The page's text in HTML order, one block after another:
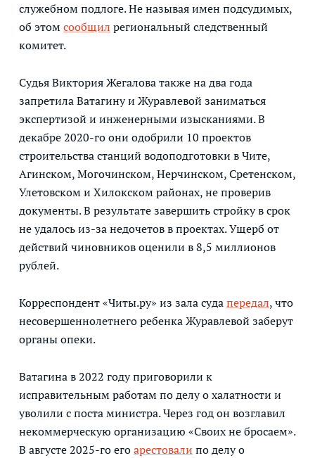
служебном подлоге. Не называя имен подсудимых,
об этомсообщил региональный следственный
комитет.
Судья Виктория Жегалова также на два года
запретила Ватагину и Журавлевой заниматься
экспертизой и инженерными изысканиями. В
декабре 2020-го они одобрили 10 проектов
строительства станций водоподготовки в Чите,
Агинском, Могочинском, Нерчинском, Сретенском,
Улетовском и Хилокском районах, не проверив
документы. В результате завершить стройку в срок
не удалось из-за недочетов в проектах. Ущерб от
действий чиновников оценили в 8,5 миллионов
рублей.
Корреспондент «Читы.ру» из зала судапередал, что
несовершеннолетнего ребенка Журавлевой заберут
органы опеки.
Ватагина в 2022 году приговорили к
исправительным работам по делу о халатности и
уволили с поста министра. Через год он возглавил
некоммерческую организацию «Своих не бросаем».
В августе 2025-го егоарестовали по делу о